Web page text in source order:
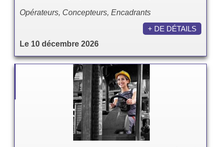
Opérateurs, Concepteurs, Encadrants
Le 10 décembre 2026
+ DE DÉTAILS